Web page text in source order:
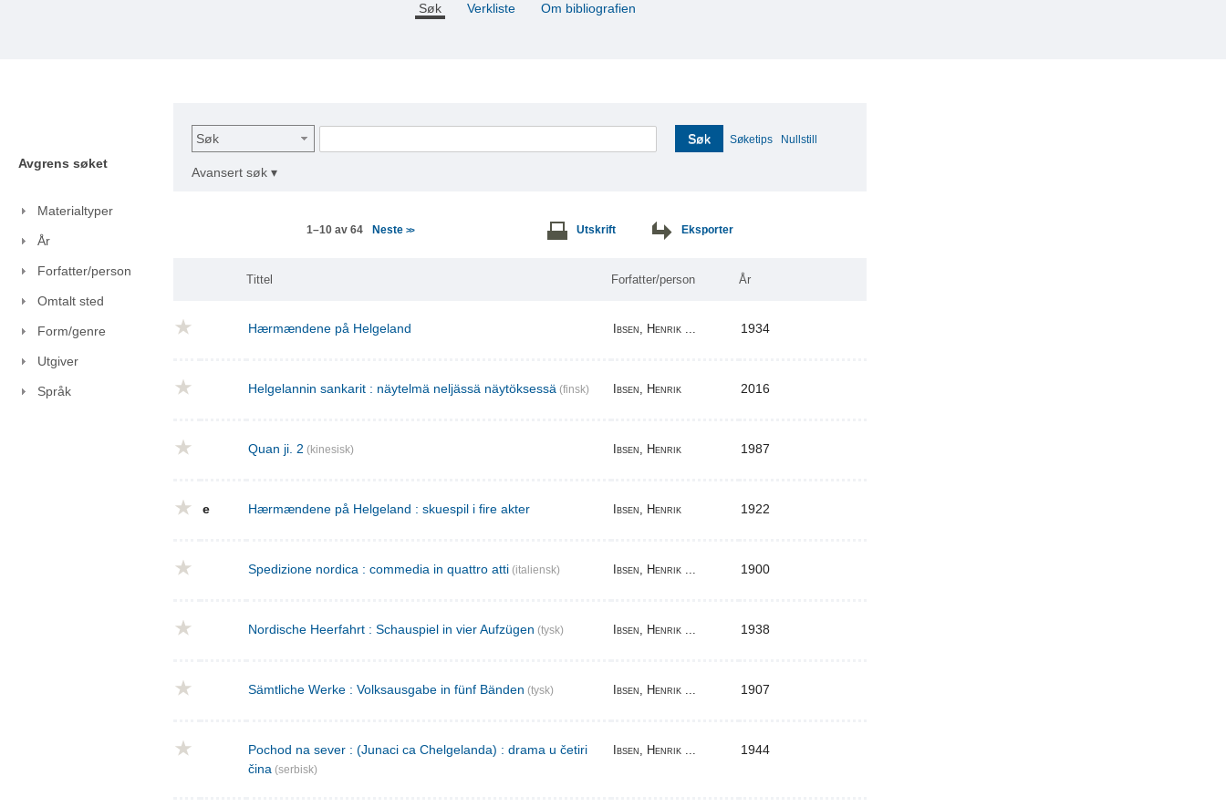
Søk Verkliste Om bibliografien
Avgrens søket
Materialtyper
År
Forfatter/person
Omtalt sted
Form/genre
Utgiver
Språk
Søk Søk Søketips Nullstill
Avansert søk ▾
1–10 av 64 Neste>> Utskrift Eksporter
Tittel Forfatter/person År
Hærmændene på Helgeland Ibsen, Henrik ... 1934
Helgelannin sankarit : näytelmä neljässä näytöksessä (finsk) Ibsen, Henrik 2016
Quan ji. 2 (kinesisk) Ibsen, Henrik 1987
e Hærmændene på Helgeland : skuespil i fire akter Ibsen, Henrik 1922
Spedizione nordica : commedia in quattro atti (italiensk) Ibsen, Henrik ... 1900
Nordische Heerfahrt : Schauspiel in vier Aufzügen (tysk) Ibsen, Henrik ... 1938
Sämtliche Werke : Volksausgabe in fünf Bänden (tysk) Ibsen, Henrik ... 1907
Pochod na sever : (Junaci ca Chelgelanda) : drama u četiri
čina (serbisk)
Ibsen, Henrik ... 1944